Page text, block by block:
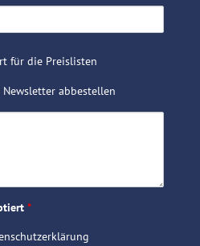
für die Preislisten
Newsletter abbestellen
*